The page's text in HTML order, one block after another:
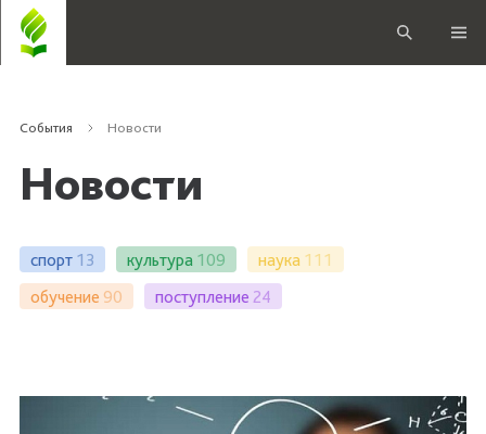
События Новости
Новости
спорт 13 культура 109 наука 111
обучение 90 поступление 24